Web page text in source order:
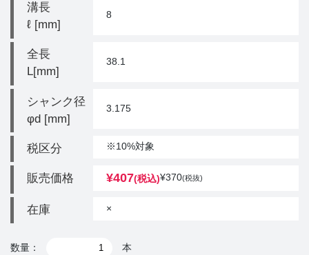
溝長
ℓ [mm]
8
全長
L[mm]
38.1
シャンク径
φd [mm]
3.175
税区分 ※10%対象
販売価格 ¥407(税込)¥370(税抜)
在庫 ×
数量： 本